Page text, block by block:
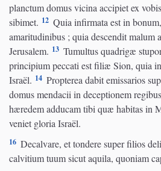
planctum domus vicina accipiet ex
sibimet. 12 Quia infirmata est in
amaritudinibus ; quia descendit malum
Jerusalem. 13 Tumultus quadrigæ
principium peccati est filiæ Sion, quia
Israël. 14 Propterea dabit emissarios
domus mendacii in deceptionem
hæredem adducam tibi quæ habitas in
veniet gloria Israël.
16 Decalvare, et tondere super filios
calvitium tuum sicut aquila, quoniam